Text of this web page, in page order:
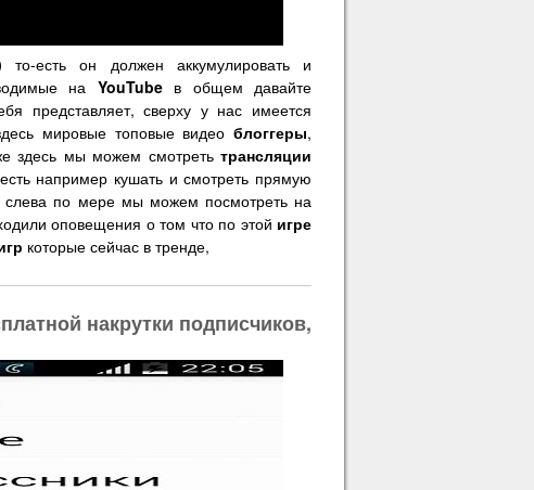
то-есть он должен аккумулировать и
на YouTubeв общем давайте
представляет, сверху у нас имеется
мировые топовые видеоблоггеры,
здесь мы можем смотретьтрансляции
например кушать и смотреть прямую
слева по мере мы можем посмотреть на
оповещения о том что по этой игре
которые сейчас в тренде,
накрутки подписчиков,